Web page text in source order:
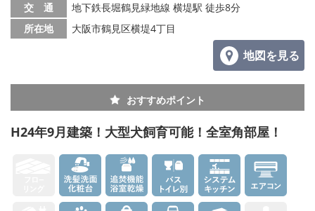
交 通
地下鉄長堀鶴見緑地線 横堤駅 徒歩8分
所在地
大阪市鶴見区横堤4丁目
地図を見る
おすすめポイント
H24年9月建築！大型犬飼育可能！全室角部屋！